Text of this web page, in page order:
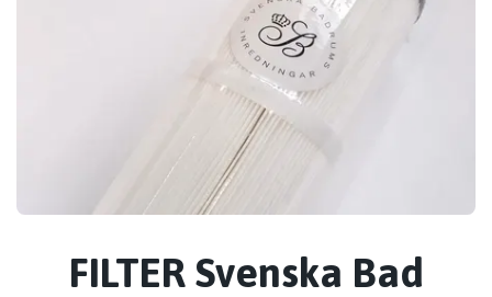
FILTER Svenska Bad